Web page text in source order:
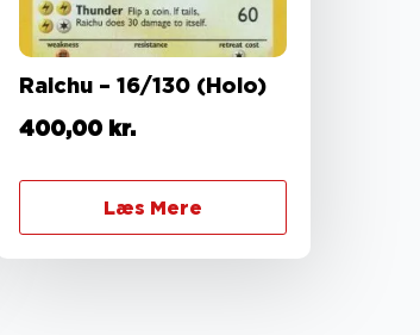
Raichu – 16/130 (Holo)
400,00 kr.
Læs Mere